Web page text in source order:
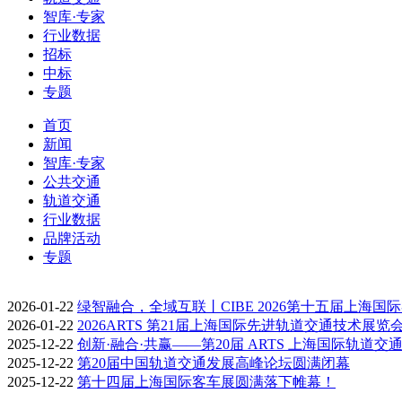
智库·专家
行业数据
招标
中标
专题
首页
新闻
智库·专家
公共交通
轨道交通
行业数据
品牌活动
专题
2026-01-22 绿智融合，全域互联丨CIBE 2026第十五届上海国
2026-01-22 2026ARTS 第21届上海国际先进轨道交通技术展览
2025-12-22 创新·融合·共赢——第20届 ARTS 上海国际轨道交
2025-12-22 第20届中国轨道交通发展高峰论坛圆满闭幕
2025-12-22 第十四届上海国际客车展圆满落下帷幕！